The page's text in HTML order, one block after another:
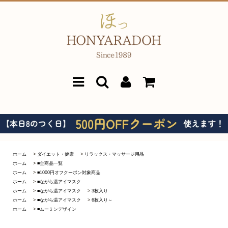
ホーム > ダイエット・健康 > リラックス・マッサージ用品
ホーム
> ■全商品一覧
ホーム
> ■1000円オフクーポン対象商品
ホーム
> ■ながら温アイマスク
ホーム
> ■ながら温アイマスク > 3枚入り
ホーム
> ■ながら温アイマスク > 6枚入り～
ホーム
> ■ムーミンデザイン